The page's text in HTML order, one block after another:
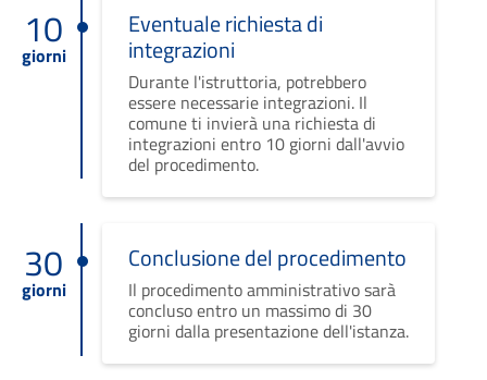
10
giorni
Eventuale richiesta di
integrazioni
Durante l'istruttoria, potrebbero
essere necessarie integrazioni. Il
comune ti invierà una richiesta di
integrazioni entro 10 giorni dall'avvio
del procedimento.
30
giorni
Conclusione del procedimento
Il procedimento amministrativo sarà
concluso entro un massimo di 30
giorni dalla presentazione dell'istanza.